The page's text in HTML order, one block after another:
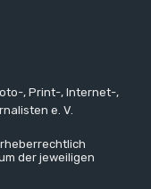
, Print-, Internet-,
e. V.
der jeweiligen